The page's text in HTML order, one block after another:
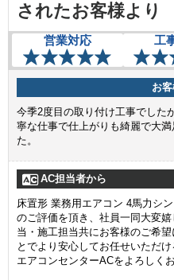
されたお客様より
営業対応 工
お
今季2度目の取り付け工事でした
寧な仕事で仕上がりも綺麗で大
た。
AC担当者から
床置形 業務用エアコン 4馬力シ
のご評価を頂き、社員一同大変
当・施工担当共にお客様のご希
とでより安心してお任せいただ
エアコンセンターACをよろしく